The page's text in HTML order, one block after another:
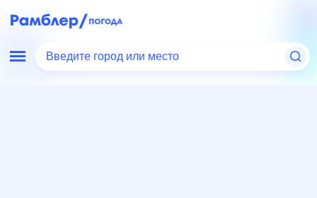
Введите город или место